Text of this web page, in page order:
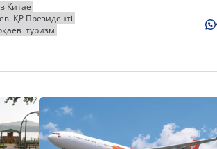
Китае
ҚР Президенті
туризм